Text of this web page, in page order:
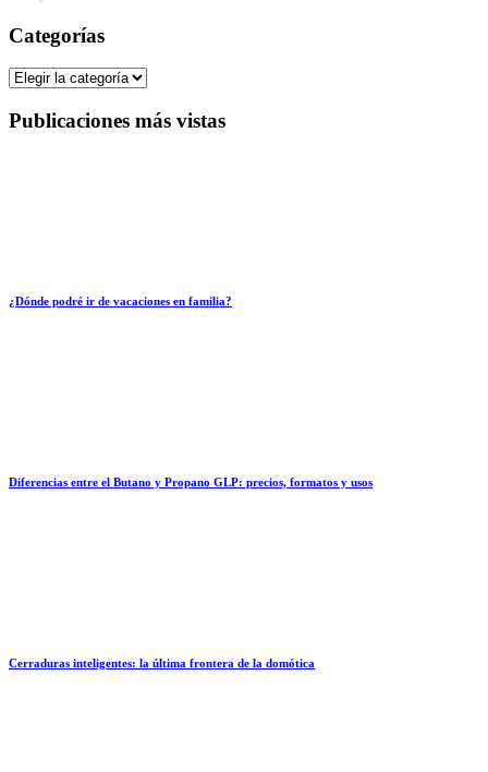
Categorías
Categorías
Publicaciones más vistas
¿Dónde podré ir de vacaciones en familia?
Diferencias entre el Butano y Propano GLP: precios, formatos y usos
Cerraduras inteligentes: la última frontera de la domótica